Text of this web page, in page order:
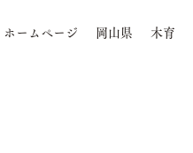
ホームページ 岡山県 木育